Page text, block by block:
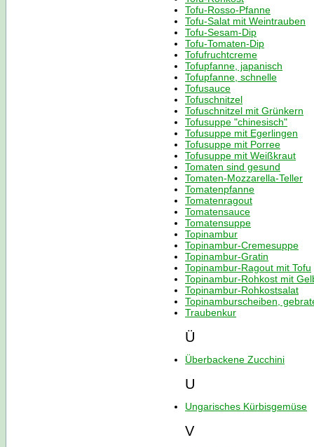
Tofu-Rosso-Pfanne
Tofu-Salat mit Weintrauben
Tofu-Sesam-Dip
Tofu-Tomaten-Dip
Tofufruchtcreme
Tofupfanne, japanisch
Tofupfanne, schnelle
Tofusauce
Tofuschnitzel
Tofuschnitzel mit Grünkern
Tofusuppe "chinesisch"
Tofusuppe mit Egerlingen
Tofusuppe mit Porree
Tofusuppe mit Weißkraut
Tomaten sind gesund
Tomaten-Mozzarella-Teller
Tomatenpfanne
Tomatenragout
Tomatensauce
Tomatensuppe
Topinambur
Topinambur-Cremesuppe
Topinambur-Gratin
Topinambur-Ragout mit Tofu
Topinambur-Rohkost mit
Topinambur-Rohkostsalat
Topinamburscheiben,
Traubenkur
Ü
Überbackene Zucchini
U
Ungarisches Kürbisgemüse
V